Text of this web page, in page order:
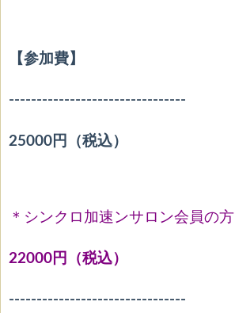
【参加費】
--------------------------------
25000円（税込）
＊シンクロ加速ンサロン会員の方
22000円（税込）
--------------------------------